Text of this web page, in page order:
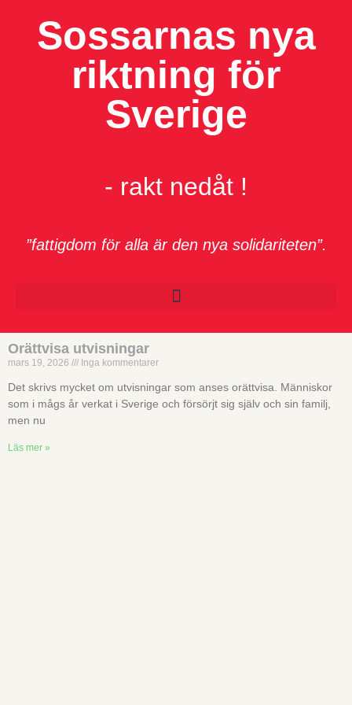
Sossarnas nya
riktning för
Sverige
- rakt nedåt !
”fattigdom för alla är den nya solidariteten”.
Orättvisa utvisningar
mars 19, 2026 Inga kommentarer
Det skrivs mycket om utvisningar som anses orättvisa. Människor
som i mågs år verkat i Sverige och försörjt sig själv och sin familj,
men nu
Läs mer »